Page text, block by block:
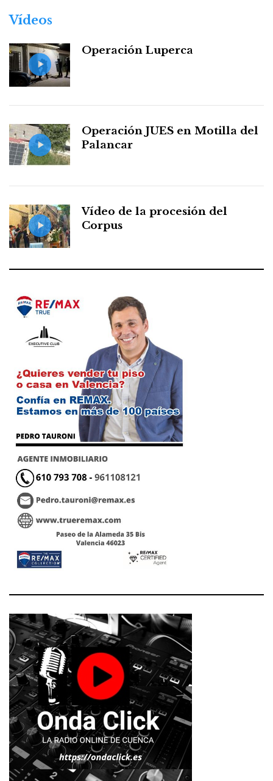
Vídeos
Operación Luperca
Operación JUES en Motilla del
Palancar
Vídeo de la procesión del
Corpus